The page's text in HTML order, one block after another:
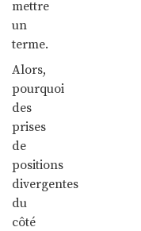
mettre
un
terme.
Alors,
pourquoi
des
prises
de
positions
divergentes
du
côté